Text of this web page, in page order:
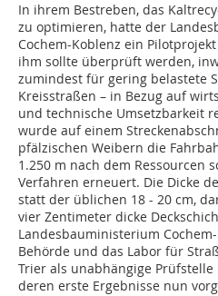
In ihrem Bestreben, das
zu optimieren, hatte der
Cochem-Koblenz ein
ihm sollte überprüft werden,
zumindest für gering belastete
Kreisstraßen – in Bezug auf
und technische Umsetzbarkeit
wurde auf einem
pfälzischen Weibern die
1.250 m nach dem Ressourcen
Verfahren erneuert. Die Dicke
statt der üblichen 18 - 20 cm,
vier Zentimeter dicke
Landesbauministerium
Behörde und das Labor für
Trier als unabhängige
deren erste Ergebnisse nun